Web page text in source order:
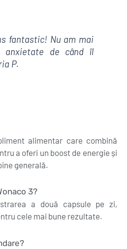
fantastic! Nu am mai
de când îl
P.
alimentar care combină
a oferi un boost de energie și
generală.
3?
a două capsule pe zi,
cele mai bune rezultate.